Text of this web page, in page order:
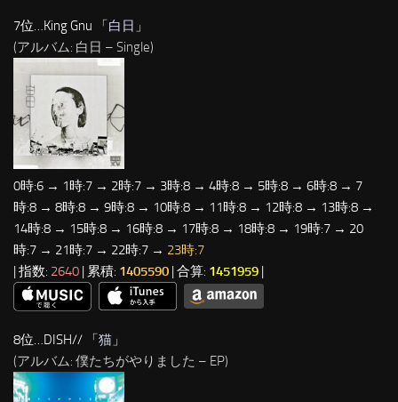
7位…King Gnu 「 白日 」
(アルバム: 白日 – Single)
0時:6 → 1時:7 → 2時:7 → 3時:8 → 4時:8 → 5時:8 → 6時:8 → 7
時:8 → 8時:8 → 9時:8 → 10時:8 → 11時:8 → 12時:8 → 13時:8 →
14時:8 → 15時:8 → 16時:8 → 17時:8 → 18時:8 → 19時:7 → 20
時:7 → 21時:7 → 22時:7 → 23時:7
| 指数: 2640 | 累積: 1405590 | 合算: 1451959
8位…DISH// 「猫 」
(アルバム: 僕たちがやりました – EP)